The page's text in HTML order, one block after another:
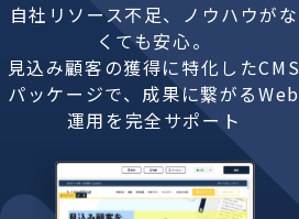
自社リソース不足、ノウハウがな
くても安心。
見込み顧客の獲得に特化したCMS
パッケージで、成果に繋がるWeb
運用を完全サポート